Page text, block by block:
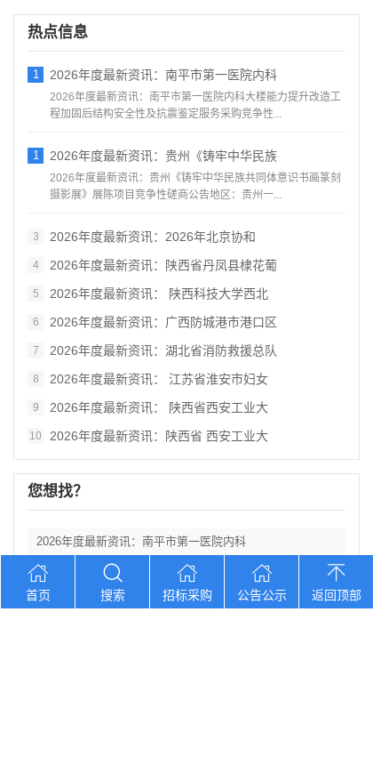
热点信息
1 2026年度最新资讯：南平市第一医院内科
2026年度最新资讯：南平市第一医院内科大楼能力提升改造工
程加固后结构安全性及抗震鉴定服务采购竞争性...
1 2026年度最新资讯：贵州《铸牢中华民族
2026年度最新资讯：贵州《铸牢中华民族共同体意识书画篆刻
摄影展》展陈项目竞争性磋商公告地区：贵州一...
3 2026年度最新资讯：2026年北京协和
4 2026年度最新资讯：陕西省丹凤县棣花葡
5 2026年度最新资讯： 陕西科技大学西北
6 2026年度最新资讯：广西防城港市港口区
7 2026年度最新资讯：湖北省消防救援总队
8 2026年度最新资讯： 江苏省淮安市妇女
9 2026年度最新资讯： 陕西省西安工业大
10 2026年度最新资讯：陕西省 西安工业大
您想找？
2026年度最新资讯：南平市第一医院内科
2026年度最新资讯：贵州《铸牢中华民族
2026年度最新资讯：2026年北京协和
首页 搜索 招标采购 公告公示 返回顶部